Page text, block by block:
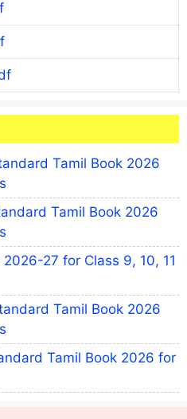
Tamil Book 2026
Tamil Book 2026
2026-27 for Class 9, 10, 11
Tamil Book 2026
Tamil Book 2026 for